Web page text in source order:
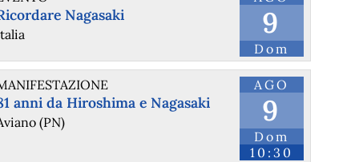
9
Dom
Nagasaki
AGO
9
Dom
10:30
anni da Hiroshima e Nagasaki
(PN)